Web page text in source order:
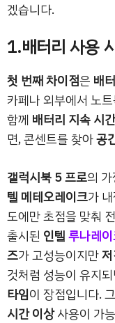
겠습니다.
1.배터리 사용
첫 번째 차이점은 배
카페나 외부에서 노
함께 배터리 지속 시간
면, 콘센트를 찾아공
갤럭시북 5 프로의
텔 메테오레이크가
도에만 초점을 맞춰
출시된 인텔루나레
즈가 고성능이지만
것처럼 성능이 유지
타임이 장점입니다.
시간 이상사용이 가